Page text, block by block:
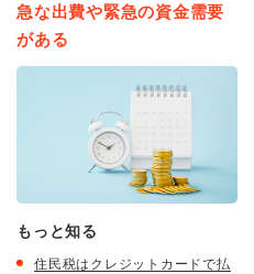
急な出費や緊急の資金需要
がある
もっと知る
住民税はクレジットカードで払